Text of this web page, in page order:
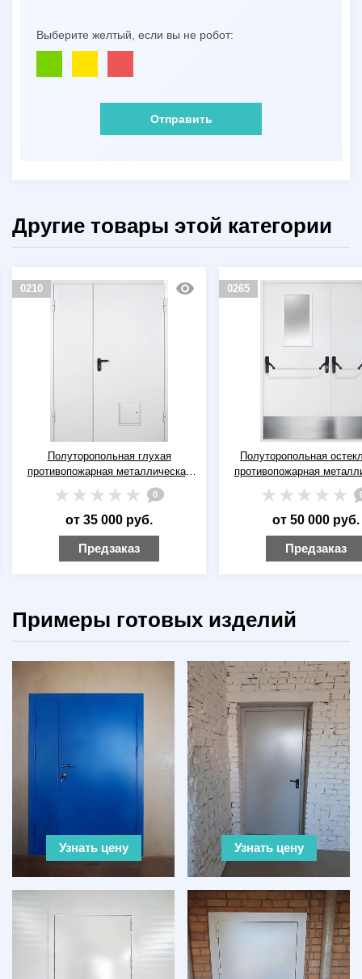
Выберите желтый, если вы не робот:
Отправить
Другие товары этой категории
0210
Полуторопольная глухая
противопожарная металлическая
дверь ДПМ-02 EI-60 RAL 9016
(белая) со стыковочным узлом
0
от 35 000 руб.
Предзаказ
0265
Полуторопольная
противопожарная
дверь ДПМ(О)-02 EI-60
(белая) с отбойниками и
антипаника
от 50 000 руб.
Предзаказ
Примеры готовых изделий
Узнать цену Узнать цену